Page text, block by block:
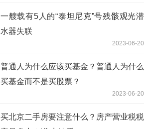
一艘载有5人的“泰坦尼克”号残骸观光潜
水器失联
2023-06-20
普通人为什么应该买基金？普通人为什么
买基金而不是买股票？
2023-06-20
买北京二手房要注意什么？房产营业税税